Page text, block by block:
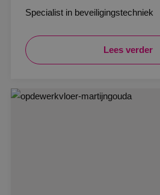
Specialist in beveiligingstechniek
Lees verder